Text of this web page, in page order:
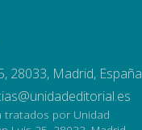
, 28033, Madrid, España
tratados por Unidad